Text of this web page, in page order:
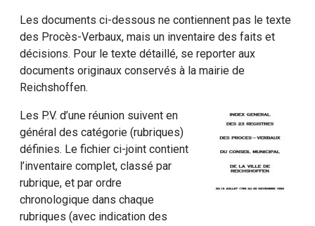
Les documents ci-dessous ne contiennent pas le texte
des Procès-Verbaux, mais un inventaire des faits et
décisions. Pour le texte détaillé, se reporter aux
documents originaux conservés à la mairie de
Reichshoffen.
Les P.V. d’une réunion suivent en
général des catégorie (rubriques)
définies. Le fichier ci-joint contient
l’inventaire complet, classé par
rubrique, et par ordre
chronologique dans chaque
rubriques (avec indication des